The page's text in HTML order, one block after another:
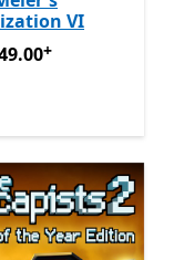
VI
अॅप खरेदीमधले
+